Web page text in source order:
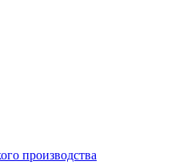
производства